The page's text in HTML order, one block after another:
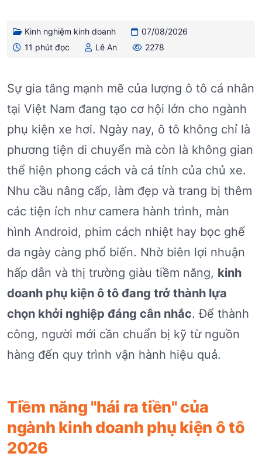
Kinh nghiệm kinh doanh
07/08/2026
11 phút đọc
Lê An 2278
Sự gia tăng mạnh mẽ của lượng ô tô cá nhân
tại Việt Nam đang tạo cơ hội lớn cho ngành
phụ kiện xe hơi. Ngày nay, ô tô không chỉ là
phương tiện di chuyển mà còn là không gian
thể hiện phong cách và cá tính của chủ xe.
Nhu cầu nâng cấp, làm đẹp và trang bị thêm
các tiện ích như camera hành trình, màn
hình Android, phim cách nhiệt hay bọc ghế
da ngày càng phổ biến. Nhờ biên lợi nhuận
hấp dẫn và thị trường giàu tiềm năng, kinh
doanh phụ kiện ô tô đang trở thành lựa
chọn khởi nghiệp đáng cân nhắc. Để thành
công, người mới cần chuẩn bị kỹ từ nguồn
hàng đến quy trình vận hành hiệu quả.
Tiềm năng "hái ra tiền" của
ngành kinh doanh phụ kiện ô tô
2026